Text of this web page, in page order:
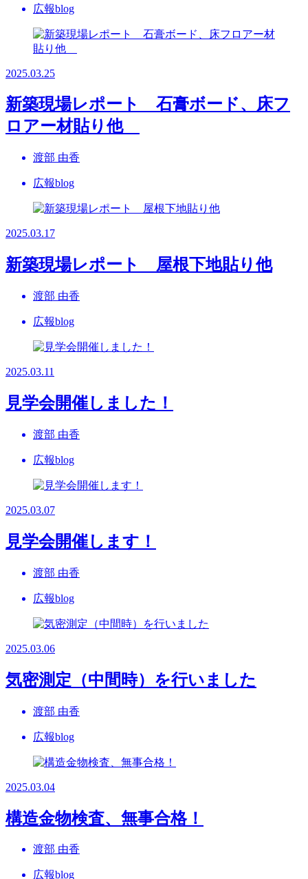
広報blog
2025.03.25
新築現場レポート 石膏ボード、床フ
ロアー材貼り他
渡部 由香
広報blog
2025.03.17
新築現場レポート 屋根下地貼り他
渡部 由香
広報blog
2025.03.11
見学会開催しました！
渡部 由香
広報blog
2025.03.07
見学会開催します！
渡部 由香
広報blog
2025.03.06
気密測定（中間時）を行いました
渡部 由香
広報blog
2025.03.04
構造金物検査、無事合格！
渡部 由香
広報blog